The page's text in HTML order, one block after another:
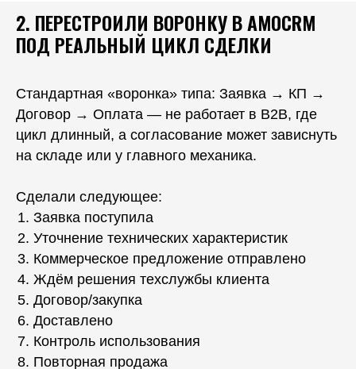
2. ПЕРЕСТРОИЛИ ВОРОНКУ В AMOCRM
ПОД РЕАЛЬНЫЙ ЦИКЛ СДЕЛКИ
Стандартная «воронка» типа: Заявка → КП →
Договор → Оплата — не работает в B2B, где
цикл длинный, а согласование может зависнуть
на складе или у главного механика.
Сделали следующее:
Заявка поступила
Уточнение технических характеристик
Коммерческое предложение отправлено
Ждём решения техслужбы клиента
Договор/закупка
Доставлено
Контроль использования
Повторная продажа